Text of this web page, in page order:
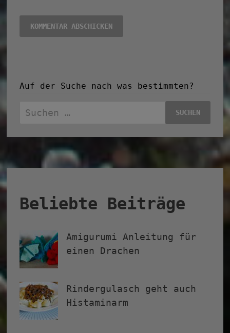
Auf der Suche nach was bestimmten?
Suchen
Beliebte Beiträge
Amigurumi Anleitung für
einen Drachen
Rindergulasch geht auch
Histaminarm